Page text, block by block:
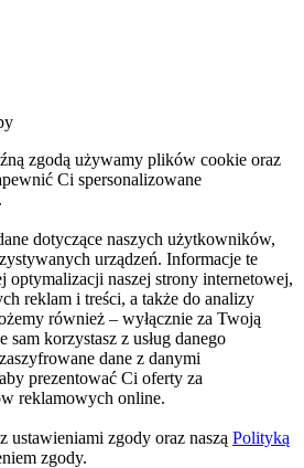
zgodą używamy plików cookie oraz
Ci spersonalizowane
dotyczące naszych użytkowników,
urządzeń. Informacje te
optymalizacji naszej strony internetowej,
reklam i treści, a także do analizy
również – wyłącznie za Twoją
korzystasz z usług danego
dane z danymi
prezentować Ci oferty za
reklamowych online.
ustawieniami zgody oraz naszą Polityką
zgody.